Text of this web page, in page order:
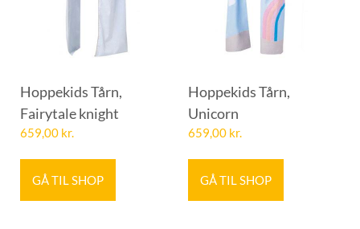
Hoppekids Tårn,
Fairytale knight
659,00 kr.
GÅ TIL SHOP
Hoppekids Tårn,
Unicorn
659,00 kr.
GÅ TIL SHOP